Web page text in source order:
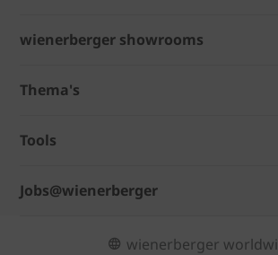
wienerberger showrooms
Thema's
Tools
Jobs@wienerberger
wienerberger